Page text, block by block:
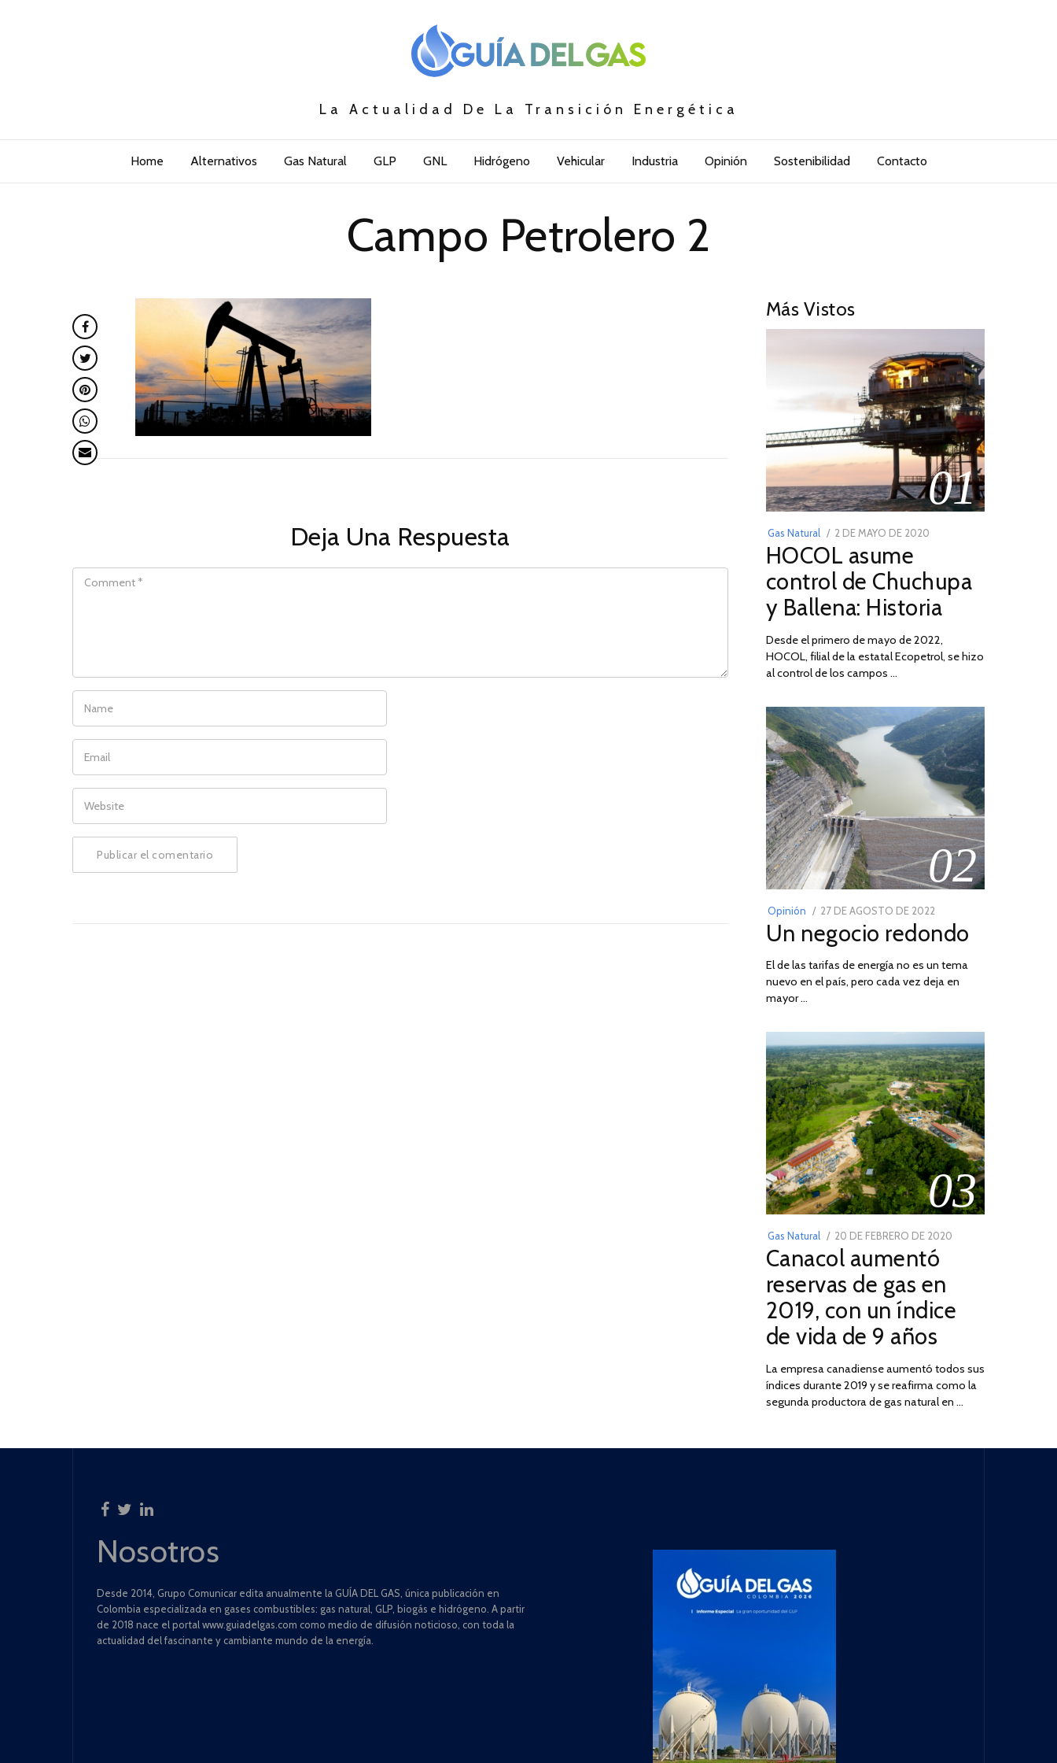
La Actualidad De La Transición Energética
Home Alternativos Gas Natural GLP GNL Hidrógeno Vehicular Industria Opinión Sostenibilidad Contacto
Campo Petrolero 2
Deja Una Respuesta
Más Vistos
01
Gas Natural
POSTED
ON
2 DE MAYO DE 2020
DE
2026
HOCOL asume
control de Chuchupa
y Ballena: Historia
Desde el primero de mayo de 2022,
HOCOL, filial de la estatal Ecopetrol, se hizo
al control de los campos …
02
Opinión
POSTED
ON
27 DE AGOSTO DE 2022
DE
DE
2022
Un negocio redondo
El de las tarifas de energía no es un tema
nuevo en el país, pero cada vez deja en
mayor …
03
Gas Natural
POSTED
ON
20 DE FEBRERO DE 2020
2025
Canacol aumentó
reservas de gas en
2019, con un índice
de vida de 9 años
La empresa canadiense aumentó todos sus
índices durante 2019 y se reafirma como la
segunda productora de gas natural en …
Nosotros
Desde 2014, Grupo Comunicar edita anualmente la GUÍA DEL GAS, única publicación en
Colombia especializada en gases combustibles: gas natural, GLP, biogás e hidrógeno. A partir
de 2018 nace el portal www.guiadelgas.com como medio de difusión noticioso, con toda la
actualidad del fascinante y cambiante mundo de la energía.